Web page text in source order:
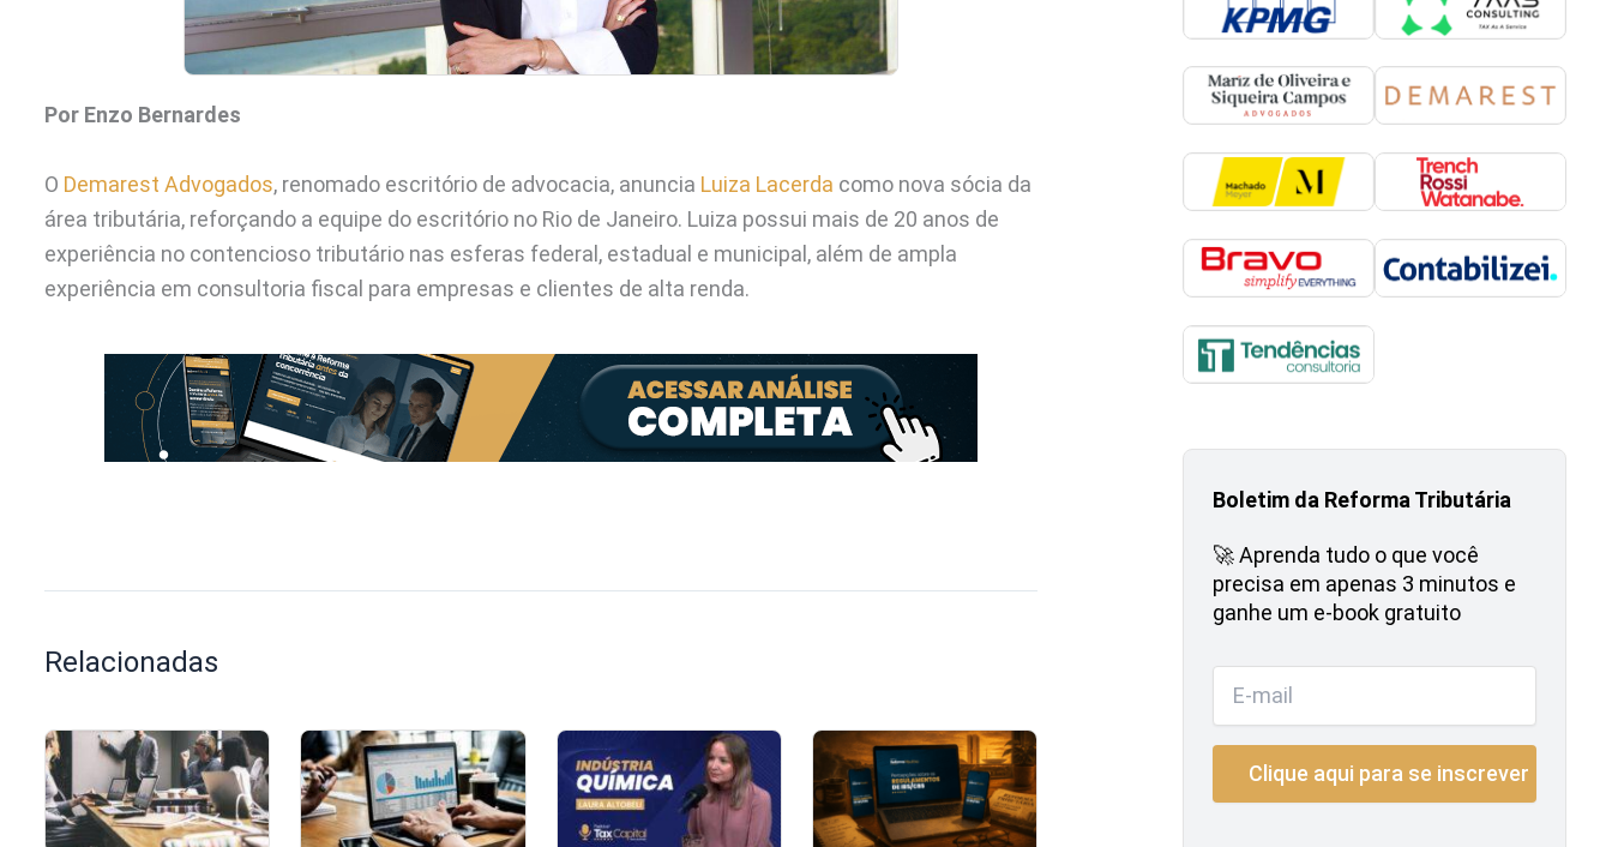
Por Enzo Bernardes
O Demarest Advogados, renomado escritório de advocacia, anuncia Luiza Lacerda como nova sócia da
área tributária, reforçando a equipe do escritório no Rio de Janeiro. Luiza possui mais de 20 anos de
experiência no contencioso tributário nas esferas federal, estadual e municipal, além de ampla
experiência em consultoria fiscal para empresas e clientes de alta renda.
Relacionadas
Boletim da Reforma Tributária
🚀 Aprenda tudo o que você
precisa em apenas 3 minutos e
ganhe um e-book gratuito